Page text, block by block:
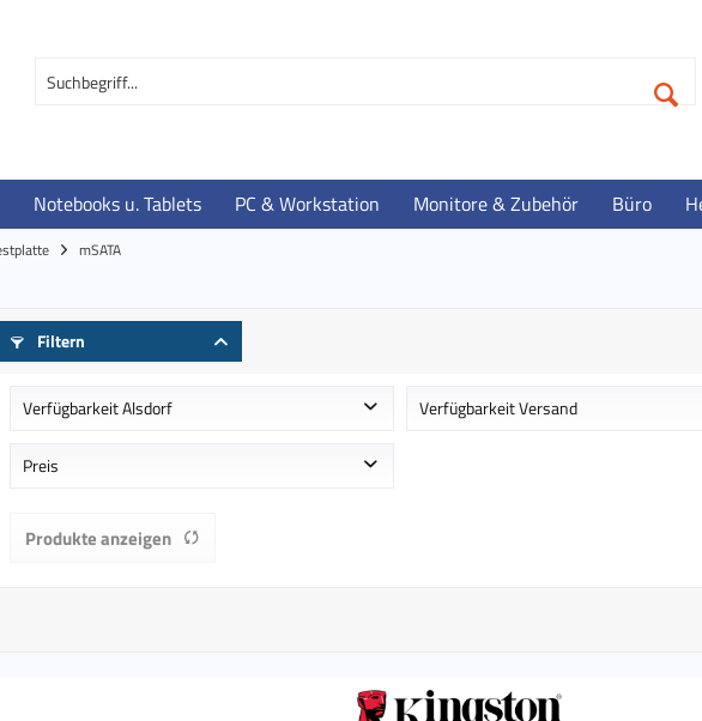
Notebooks u. Tablets PC & Workstation Monitore & Zubehör Büro
mSATA
Filtern
Verfügbarkeit Alsdorf
Auf Bestellung in ca. 1-2 Werktage
Verfügbarkeit Versand
Preis
von94,90 €bis
Produkte anzeigen